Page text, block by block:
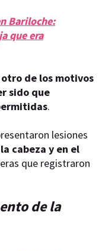
Bariloche:
que era
otro de los motivos
sido que
.
lesiones
cabeza y en el
que registraron
de la